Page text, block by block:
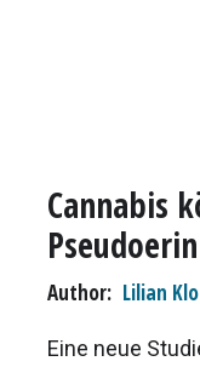
Cannabis
Author Lilian
Eine neue